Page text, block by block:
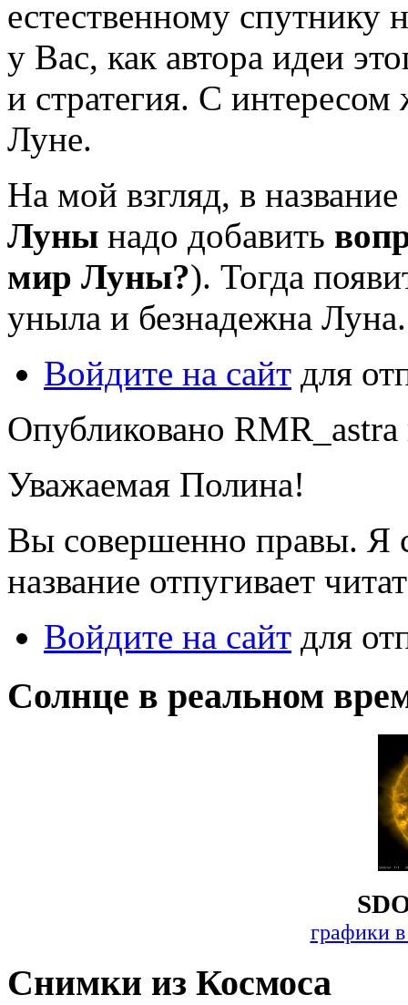
естественному
у Вас, как автора идеи
и стратегия. С
Луне.
На мой взгляд, в
Луны надо добавить
мир Луны?). Тогда
уныла и безнадежна Луна.
Войдите на сайт для
Опубликовано
Уважаемая Полина!
Вы совершенно правы. Я
название отпугивает
Войдите на сайт для
Солнце в реальном
графики
Снимки из Космоса